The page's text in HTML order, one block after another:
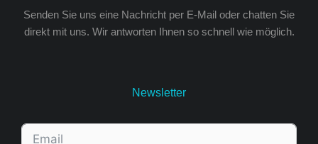
Senden Sie uns eine Nachricht per E-Mail oder chatten Sie
direkt mit uns. Wir antworten Ihnen so schnell wie möglich.
Newsletter